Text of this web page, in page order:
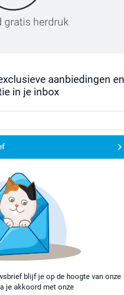
gratis herdruk
aanbiedingen en
in je inbox
blijf je op de hoogte van onze
je akkoord met onze